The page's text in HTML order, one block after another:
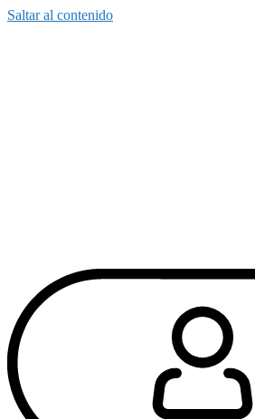
Saltar al contenido